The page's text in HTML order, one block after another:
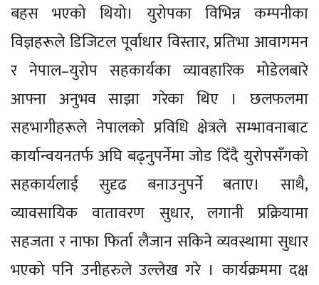
बहस भएको थियो। युरोपका विभिन्न कम्पनीका
विज्ञहरूले डिजिटल पूर्वाधार विस्तार, प्रतिभा आवागमन
र नेपाल–युरोप सहकार्यका व्यावहारिक मोडेलबारे
आफ्ना अनुभव साझा गरेका थिए । छलफलमा
सहभागीहरूले नेपालको प्रविधि क्षेत्रले सम्भावनाबाट
कार्यान्वयनतर्फ अघि बढ्नुपर्नेमा जोड दिँदै युरोपसँगको
सहकार्यलाई सुदृढ बनाउनुपर्ने बताए। साथै,
व्यावसायिक वातावरण सुधार, लगानी प्रक्रियामा
सहजता र नाफा फिर्ता लैजान सकिने व्यवस्थामा सुधार
भएको पनि उनीहरुले उल्लेख गरे । कार्यक्रममा दक्ष